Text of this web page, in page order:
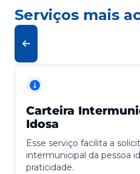
Serviços mais
Carteira
Idosa
Esse serviço facilita a
intermunicipal da pessoa
praticidade.